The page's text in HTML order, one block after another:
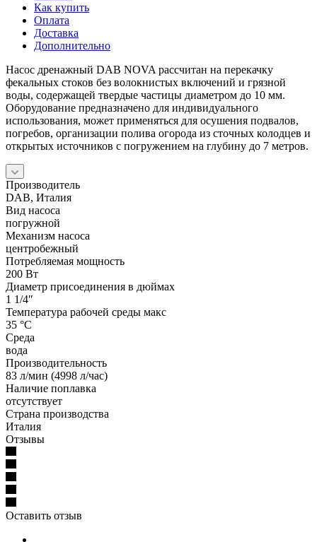
Как купить
Оплата
Доставка
Дополнительно
Насос дренажный DAB NOVA рассчитан на перекачку
фекальных стоков без волокнистых включений и грязной
воды, содержащей твердые частицы диаметром до 10 мм.
Оборудование предназначено для индивидуального
использования, может применяться для осушения подвалов,
погребов, организации полива огорода из сточных колодцев и
открытых источников с погружением на глубину до 7 метров.
Производитель
DAB, Италия
Вид насоса
погружной
Механизм насоса
центробежный
Потребляемая мощность
200 Вт
Диаметр присоединения в дюймах
1 1/4″
Температура рабочей среды макс
35 °С
Среда
вода
Производительность
83 л/мин (4998 л/час)
Наличие поплавка
отсутствует
Страна производства
Италия
Отзывы
Оставить отзыв